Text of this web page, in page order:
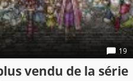
19
vendu de la série